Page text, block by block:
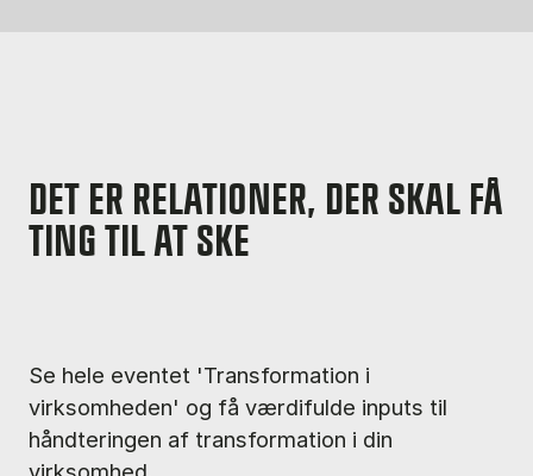
DET ER RELATIONER, DER SKAL FÅ
TING TIL AT SKE
Se hele eventet 'Transformation i
virksomheden' og få værdifulde inputs til
håndteringen af transformation i din